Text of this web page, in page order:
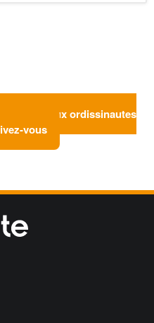
aux ordissinautes
vous